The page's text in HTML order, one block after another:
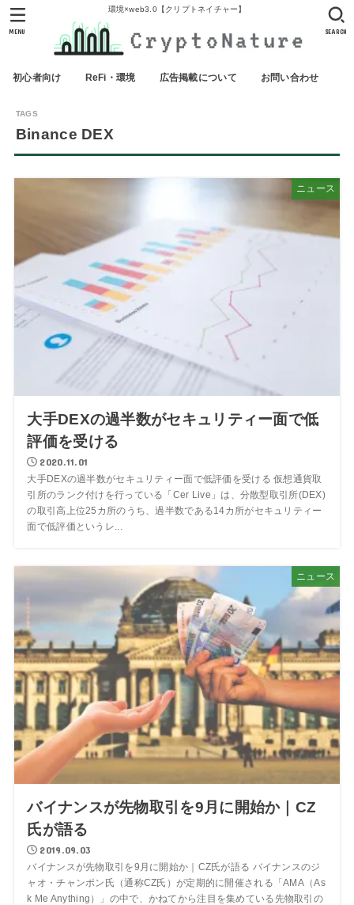
環境×web3.0【クリプトネイチャー】
初心者向け ReFi・環境 広告掲載について お問い合わせ
SEARCH
MENU
Binance DEX
ニュース
大手DEXの過半数がセキュリティー面で低
評価を受ける
2020.11.01
大手DEXの過半数がセキュリティー面で低評価を受ける 仮想通貨取
引所のランク付けを行っている「Cer Live」は、分散型取引所(DEX)
の取引高上位25カ所のうち、過半数である14カ所がセキュリティー
面で低評価というレ...
ニュース
バイナンスが先物取引を9月に開始か｜CZ
氏が語る
2019.09.03
バイナンスが先物取引を9月に開始か｜CZ氏が語る バイナンスのジ
ャオ・チャンポン氏（通称CZ氏）が定期的に開催される「AMA（As
k Me Anything）」の中で、かねてから注目を集めている先物取引の